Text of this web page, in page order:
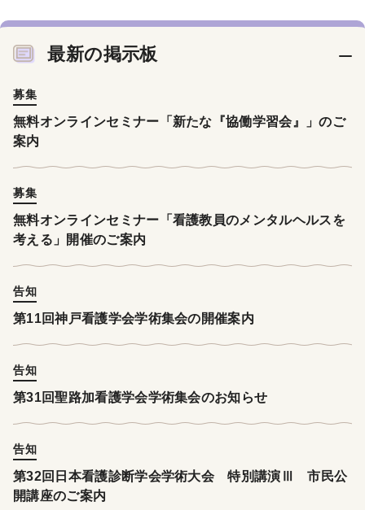
最新の掲示板
募集
無料オンラインセミナー「新たな『協働学習会』」のご
案内
募集
無料オンラインセミナー「看護教員のメンタルヘルスを
考える」開催のご案内
告知
第11回神戸看護学会学術集会の開催案内
告知
第31回聖路加看護学会学術集会のお知らせ
告知
第32回日本看護診断学会学術大会 特別講演Ⅲ 市民公
開講座のご案内